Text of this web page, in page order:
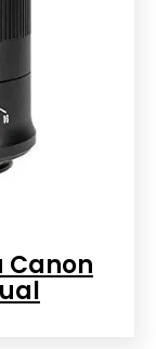
Canon